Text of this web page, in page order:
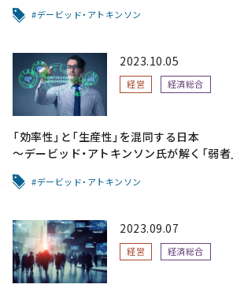
デービッド・アトキンソン
2023.10.05
経営 経済総合
「効率性」と「生産性」を混同する日本
～デービッド・アトキンソン氏が解く「弱
デービッド・アトキンソン
2023.09.07
経営 経済総合